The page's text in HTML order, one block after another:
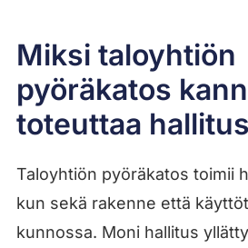
Miksi taloyhtiön
pyöräkatos
toteuttaa
Taloyhtiön pyöräkatos toimii
kun sekä rakenne että
kunnossa. Moni hallitus